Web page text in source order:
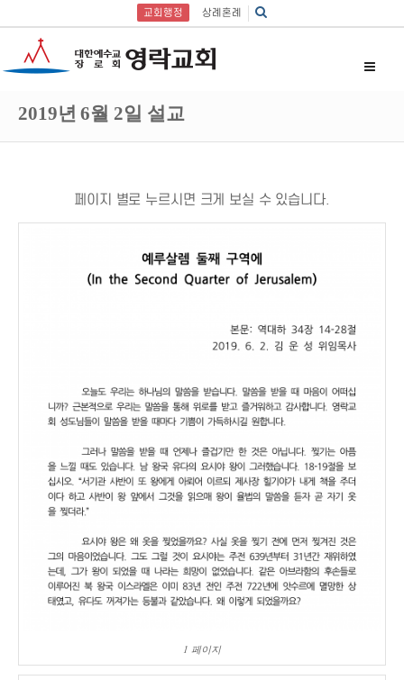
교회행정 상례혼례
2019년 6월 2일 설교
페이지 별로 누르시면 크게 보실 수 있습니다.
1 페이지